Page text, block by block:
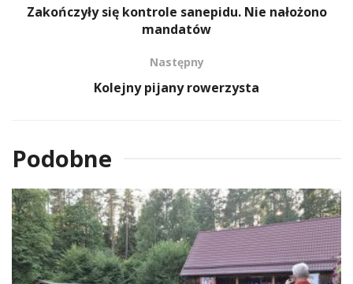
Zakończyły się kontrole sanepidu. Nie nałożono
mandatów
Następny
Kolejny pijany rowerzysta
Podobne